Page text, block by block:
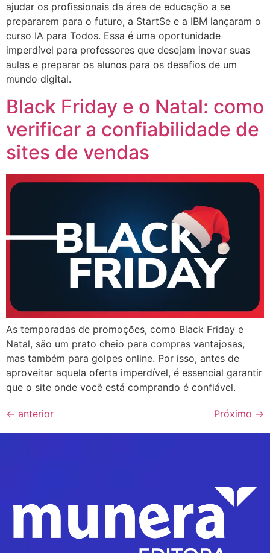
ajudar os profissionais da área de educação a se
prepararem para o futuro, a StartSe e a IBM lançaram o
curso IA para Todos. Essa é uma oportunidade
imperdível para professores que desejam inovar suas
aulas e preparar os alunos para os desafios de um
mundo digital.
Black Friday e o Natal: como
verificar a confiabilidade de
sites de vendas
As temporadas de promoções, como Black Friday e
Natal, são um prato cheio para compras vantajosas,
mas também para golpes online. Por isso, antes de
aproveitar aquela oferta imperdível, é essencial garantir
que o site onde você está comprando é confiável.
← anterior Próximo →